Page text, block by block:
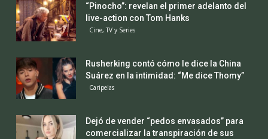
“Pinocho”: revelan el primer adelanto del
live-action con Tom Hanks
Cine, TV y Series
Rusherking contó cómo le dice la China
Suárez en la intimidad: “Me dice Thomy”
Caripelas
Dejó de vender “pedos envasados” para
comercializar la transpiración de sus